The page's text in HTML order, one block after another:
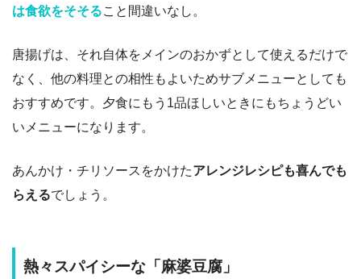
は食欲をそそること間違いなし。
唐揚げは、それ自体をメインのおかずとして使えるだけで
なく、他の料理との相性もよいためサブメニューとしても
おすすめです。夕食にもう1品ほしいときにもちょうどい
いメニューになります。
あんかけ・チリソースをかけたアレンジレシピも喜んでも
らえるでしょう。
熱々スパイシーな「麻婆豆腐」